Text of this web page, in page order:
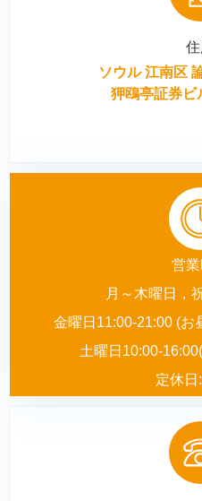
営
月～木曜日，
金曜日11:00-21:00 (お
土曜日10:00-
定休日
ソウル 江南区
狎鴎亭証券ビ